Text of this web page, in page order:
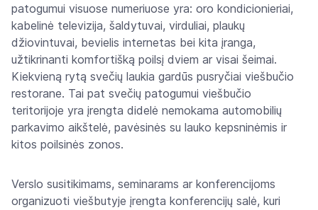
patogumui visuose numeriuose yra: oro kondicionieriai,
kabelinė televizija, šaldytuvai, virduliai, plaukų
džiovintuvai, bevielis internetas bei kita įranga,
užtikrinanti komfortišką poilsį dviem ar visai šeimai.
Kiekvieną rytą svečių laukia gardūs pusryčiai viešbučio
restorane. Tai pat svečių patogumui viešbučio
teritorijoje yra įrengta didelė nemokama automobilių
parkavimo aikštelė, pavėsinės su lauko kepsninėmis ir
kitos poilsinės zonos.
Verslo susitikimams, seminarams ar konferencijoms
organizuoti viešbutyje įrengta konferencijų salė, kuri